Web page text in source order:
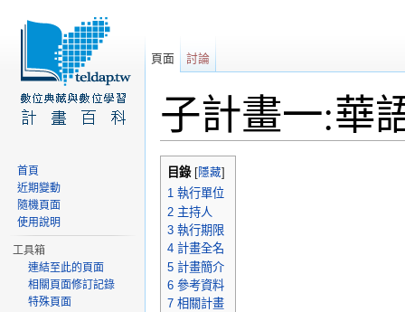
子計畫一:華
目錄[ 隱藏
1 執行單位
2 主持人
3 執行期限
4 計畫全名
5 計畫簡介
6 參考資料
7 相關計畫
頁面 討論
首頁
近期變動
隨機頁面
使用說明
工具箱
連結至此的頁面
相關頁面修訂記錄
特殊頁面